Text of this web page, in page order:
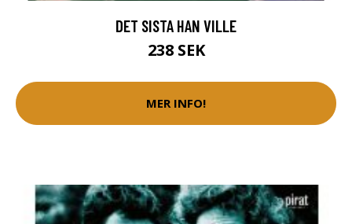
DET SISTA HAN VILLE
238 SEK
MER INFO!